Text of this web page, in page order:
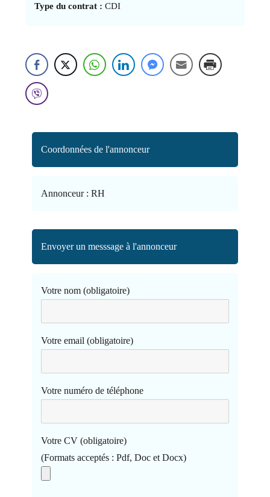
Type du contrat : CDI
Coordonnées de l'annonceur
Annonceur : RH
Envoyer un messsage à l'annonceur
Votre nom (obligatoire)
Votre email (obligatoire)
Votre numéro de téléphone
Votre CV (obligatoire)
(Formats acceptés : Pdf, Doc et Docx)